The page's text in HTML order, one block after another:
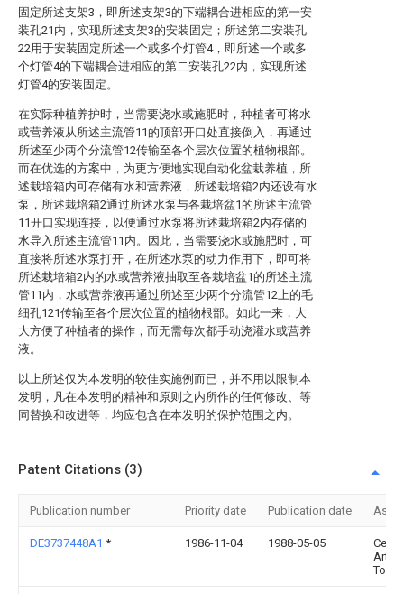
固定所述支架3，即所述支架3的下端耦合进相应的第一安
装孔21内，实现所述支架3的安装固定；所述第二安装孔
22用于安装固定所述一个或多个灯管4，即所述一个或多
个灯管4的下端耦合进相应的第二安装孔22内，实现所述
灯管4的安装固定。
在实际种植养护时，当需要浇水或施肥时，种植者可将水
或营养液从所述主流管11的顶部开口处直接倒入，再通过
所述至少两个分流管12传输至各个层次位置的植物根部。
而在优选的方案中，为更方便地实现自动化盆栽养植，所
述栽培箱内可存储有水和营养液，所述栽培箱2内还设有水
泵，所述栽培箱2通过所述水泵与各栽培盆1的所述主流管
11开口实现连接，以便通过水泵将所述栽培箱2内存储的
水导入所述主流管11内。因此，当需要浇水或施肥时，可
直接将所述水泵打开，在所述水泵的动力作用下，即可将
所述栽培箱2内的水或营养液抽取至各栽培盆1的所述主流
管11内，水或营养液再通过所述至少两个分流管12上的毛
细孔121传输至各个层次位置的植物根部。如此一来，大
大方便了种植者的操作，而无需每次都手动浇灌水或营养
液。
以上所述仅为本发明的较佳实施例而已，并不用以限制本
发明，凡在本发明的精神和原则之内所作的任何修改、等
同替换和改进等，均应包含在本发明的保护范围之内。
Patent Citations (3)
Publication number Priority date Publication date
DE3737448A1 * 1986-11-04 1988-05-05